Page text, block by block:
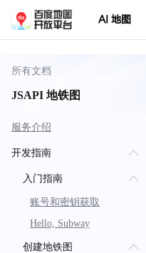
AI 地图
所有文档
JSAPI 地铁图
服务介绍
开发指南
入门指南
账号和密钥获取
Hello, Subway
创建地铁图